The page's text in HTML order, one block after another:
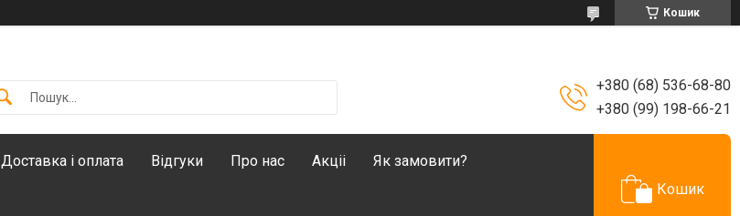
Кошик
+380 (68) 536-68-80
+380 (99) 198-66-21
Доставка і оплата Відгуки Про нас Акціі Як замовити?
Кошик